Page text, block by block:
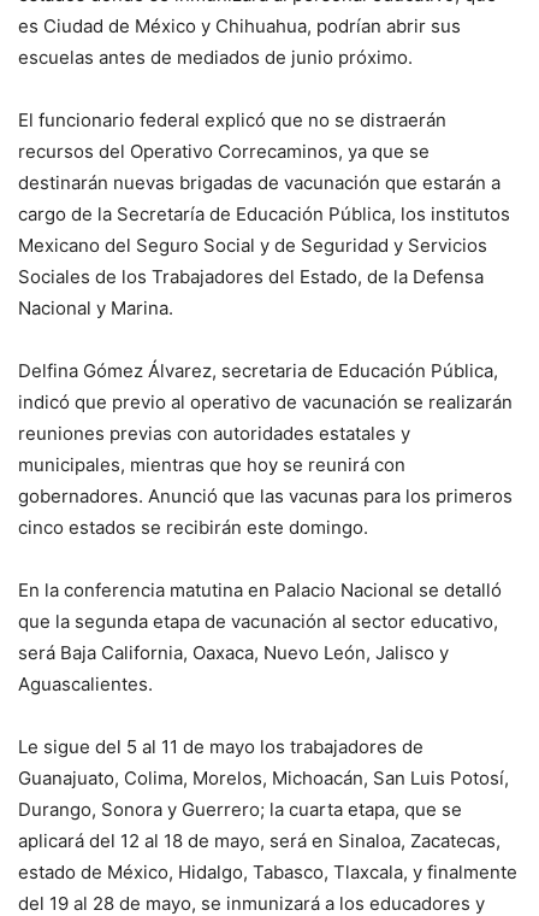
es Ciudad de México y Chihuahua, podrían abrir sus
escuelas antes de mediados de junio próximo.
El funcionario federal explicó que no se distraerán
recursos del Operativo Correcaminos, ya que se
destinarán nuevas brigadas de vacunación que estarán a
cargo de la Secretaría de Educación Pública, los institutos
Mexicano del Seguro Social y de Seguridad y Servicios
Sociales de los Trabajadores del Estado, de la Defensa
Nacional y Marina.
Delfina Gómez Álvarez, secretaria de Educación Pública,
indicó que previo al operativo de vacunación se realizarán
reuniones previas con autoridades estatales y
municipales, mientras que hoy se reunirá con
gobernadores. Anunció que las vacunas para los primeros
cinco estados se recibirán este domingo.
En la conferencia matutina en Palacio Nacional se detalló
que la segunda etapa de vacunación al sector educativo,
será Baja California, Oaxaca, Nuevo León, Jalisco y
Aguascalientes.
Le sigue del 5 al 11 de mayo los trabajadores de
Guanajuato, Colima, Morelos, Michoacán, San Luis Potosí,
Durango, Sonora y Guerrero; la cuarta etapa, que se
aplicará del 12 al 18 de mayo, será en Sinaloa, Zacatecas,
estado de México, Hidalgo, Tabasco, Tlaxcala, y finalmente
del 19 al 28 de mayo, se inmunizará a los educadores y